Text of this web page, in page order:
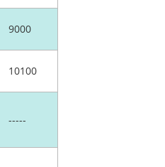
9000
10100
-----